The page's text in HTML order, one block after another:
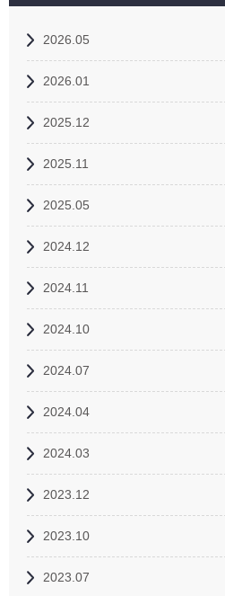
2026.05
2026.01
2025.12
2025.11
2025.05
2024.12
2024.11
2024.10
2024.07
2024.04
2024.03
2023.12
2023.10
2023.07